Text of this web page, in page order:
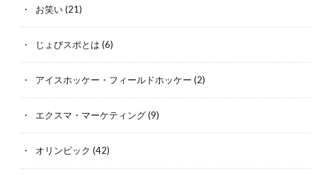
お笑い(21)
じょびスポとは (6)
アイスホッケー・フィールドホッケー (2)
エクスマ・マーケティング(9)
オリンピック (42)